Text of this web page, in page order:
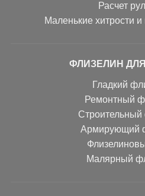
Расчет
Маленькие хитрости
ФЛИЗЕЛИН
Гладкий
Ремонтный
Строительный
Армирующий
Малярный